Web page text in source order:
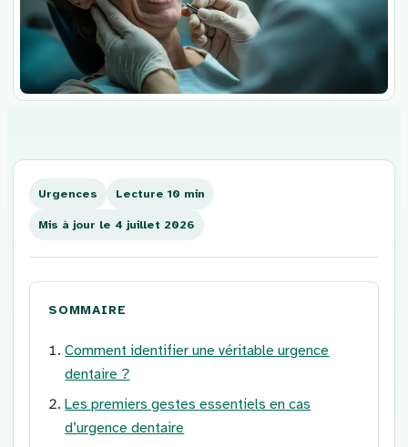
contenu
Urgences Lecture 10 min
Mis à jour le 4 juillet 2026
SOMMAIRE
Comment identifier une véritable urgence
dentaire ?
Les premiers gestes essentiels en cas
d’urgence dentaire